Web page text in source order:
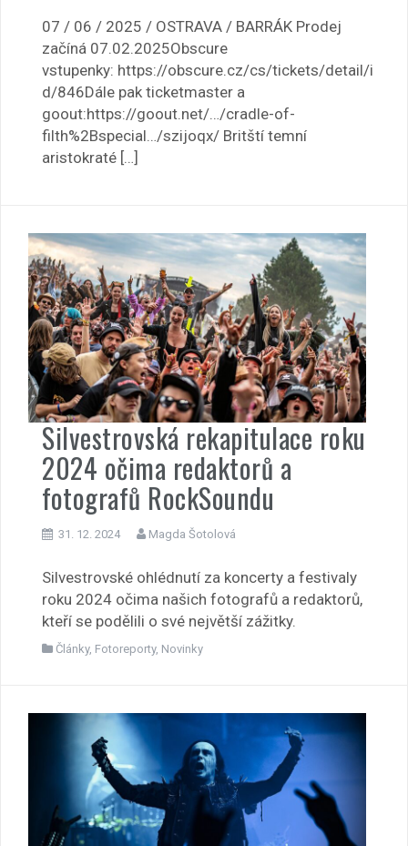
07 / 06 / 2025 / OSTRAVA / BARRÁK Prodej
začíná 07.02.2025Obscure
vstupenky: https://obscure.cz/cs/tickets/detail/i
d/846Dále pak ticketmaster a
goout:https://goout.net/…/cradle-of-
filth%2Bspecial…/szijoqx/ Britští temní
aristokraté […]
Silvestrovská rekapitulace roku
2024 očima redaktorů a
fotografů RockSoundu
31. 12. 2024 Magda Šotolová
Silvestrovské ohlédnutí za koncerty a festivaly
roku 2024 očima našich fotografů a redaktorů,
kteří se podělili o své největší zážitky.
Články, Fotoreporty, Novinky